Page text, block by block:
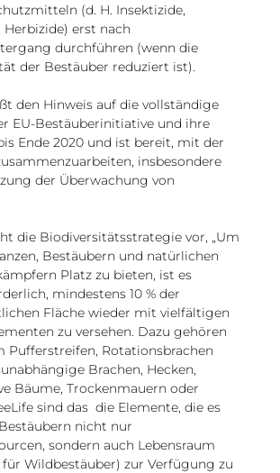
(d. H. Insektizide,
Herbizide) erst nach
durchführen (wenn die
der Bestäuber reduziert ist).
den Hinweis auf die vollständige
EU-Bestäuberinitiative und ihre
Ende 2020 und ist bereit, mit der
insbesondere
der Überwachung von
die Biodiversitätsstrategie vor, „Um
Bestäubern und natürlichen
Platz zu bieten, ist es
mindestens 10 % der
Fläche wieder mit vielfältigen
zu versehen. Dazu gehören
Pufferstreifen, Rotationsbrachen
Brachen, Hecken,
Bäume, Trockenmauern oder
sind das  die Elemente, die es
nicht nur
sondern auch Lebensraum
für Wildbestäuber) zur Verfügung zu